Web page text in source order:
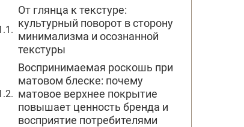
От глянца к текстуре:
культурный поворот в сторону
минимализма и осознанной
текстуры
Воспринимаемая роскошь при
матовом блеске: почему
матовое верхнее покрытие
повышает ценность бренда и
восприятие потребителями